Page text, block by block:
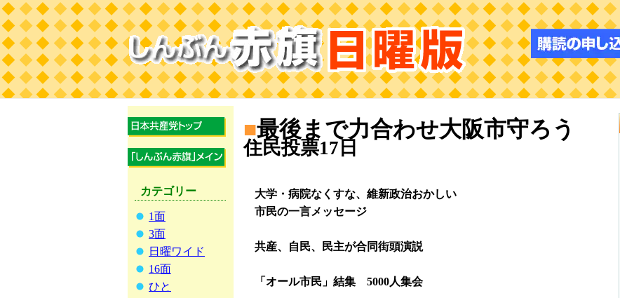
カテゴリー
1面
3面
日曜ワイド
16面
ひと
■最後まで力合わせ大阪市守ろう
住民投票17日
大学・病院なくすな、維新政治おかしい
市民の一言メッセージ
共産、自民、民主が合同街頭演説
「オール市民」結集 5000人集会